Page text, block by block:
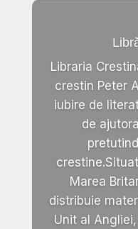
Libraria
crestin Peter
iubire de
de
Marea
distribuie
Unit al